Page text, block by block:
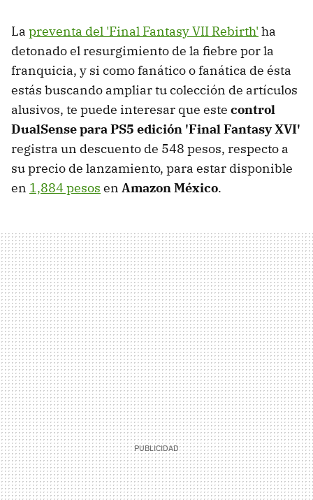
La preventa del 'Final Fantasy VII Rebirth' ha
detonado el resurgimiento de la fiebre por la
franquicia, y si como fanático o fanática de ésta
estás buscando ampliar tu colección de artículos
alusivos, te puede interesar que este control
DualSense para PS5 edición 'Final Fantasy XVI'
registra un descuento de 548 pesos, respecto a
su precio de lanzamiento, para estar disponible
en 1,884 pesos en Amazon México.